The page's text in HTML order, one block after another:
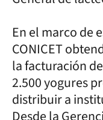
En el marco de
CONICET
la facturación
2.500 yogures
distribuir a